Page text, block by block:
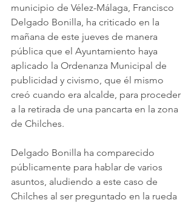
municipio de Vélez-Málaga, Francisco
Delgado Bonilla, ha criticado en la
mañana de este jueves de manera
pública que el Ayuntamiento haya
aplicado la Ordenanza Municipal de
publicidad y civismo, que él mismo
creó cuando era alcalde, para proceder
a la retirada de una pancarta en la zona
de Chilches.
Delgado Bonilla ha comparecido
públicamente para hablar de varios
asuntos, aludiendo a este caso de
Chilches al ser preguntado en la rueda